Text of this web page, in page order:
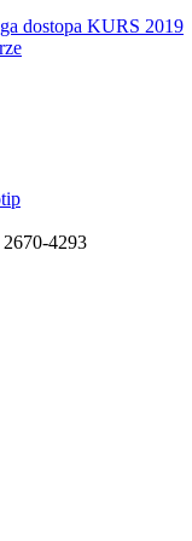
dostopa KURS 2019
4293